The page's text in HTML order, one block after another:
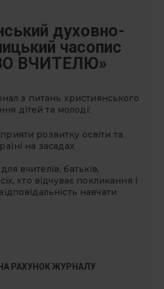
духовно-
часопис
ВЧИТЕЛЮ»
з питань християнського
дітей та молоді:
розвитку освіти та
на засадах
вчителів, батьків,
хто відчуває покликання і
навчати
РАХУНОК ЖУРНАЛУ